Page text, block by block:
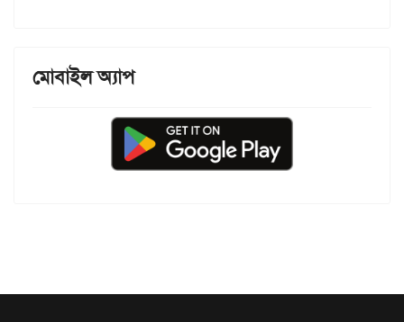
মোবাইল অ্যাপ